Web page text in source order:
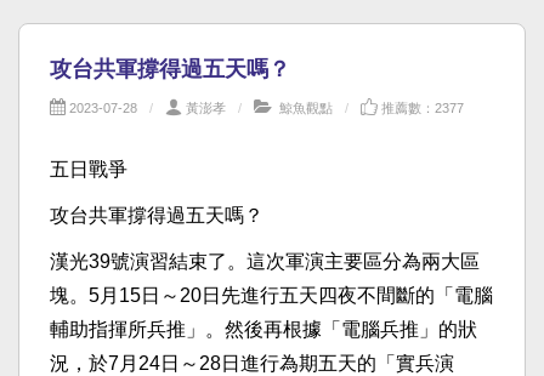
攻台共軍撐得過五天嗎？
2023-07-28 黃澎孝 鯨魚觀點 推薦數：2377
五日戰爭
攻台共軍撐得過五天嗎？
漢光39號演習結束了。這次軍演主要區分為兩大區
塊。5月15日～20日先進行五天四夜不間斷的「電腦
輔助指揮所兵推」。然後再根據「電腦兵推」的狀
況，於7月24日～28日進行為期五天的「實兵演